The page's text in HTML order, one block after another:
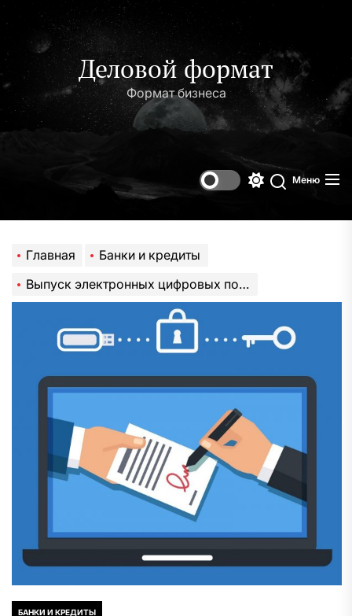
содержимому
Деловой формат
Формат бизнеса
Поиск
Меню
Главная
Банки и кредиты
Выпуск электронных цифровых подписей
БАНКИ И КРЕДИТЫ